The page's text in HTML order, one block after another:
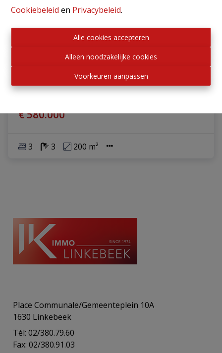
Cookiebeleid en Privacybeleid.
Alle cookies accepteren
Alleen noodzakelijke cookies
Voorkeuren aanpassen
Marie Collartstraat 52, 1620 Drogenbos|
Ref: 2766
€ 580.000
3 3 200 m²
Place Communale/Gemeenteplein 10A
1630 Linkebeek
Tél: 02/380.79.60
Fax: 02/380.91.03